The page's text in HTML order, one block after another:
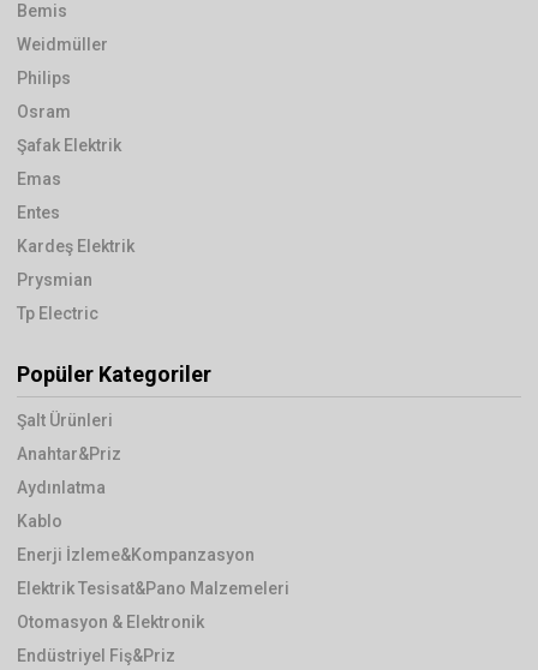
Bemis
Weidmüller
Philips
Osram
Şafak Elektrik
Emas
Entes
Kardeş Elektrik
Prysmian
Tp Electric
Popüler Kategoriler
Şalt Ürünleri
Anahtar&Priz
Aydınlatma
Kablo
Enerji İzleme&Kompanzasyon
Elektrik Tesisat&Pano Malzemeleri
Otomasyon & Elektronik
Endüstriyel Fiş&Priz